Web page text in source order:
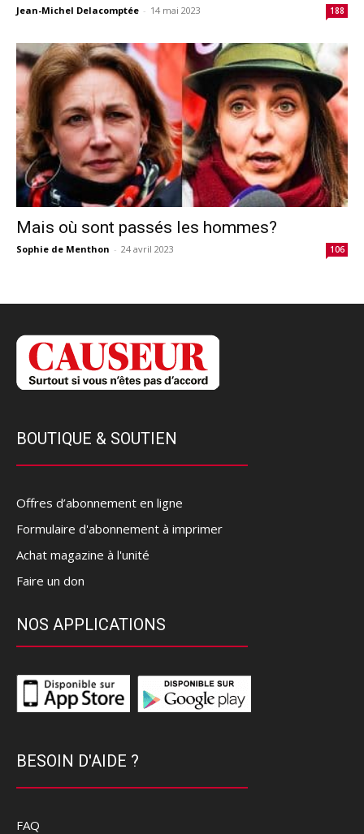
Jean-Michel Delacomptée - 14 mai 2023 188
Mais où sont passés les hommes?
Sophie de Menthon - 24 avril 2023 106
BOUTIQUE & SOUTIEN
Offres d’abonnement en ligne
Formulaire d'abonnement à imprimer
Achat magazine à l'unité
Faire un don
NOS APPLICATIONS
BESOIN D'AIDE ?
FAQ